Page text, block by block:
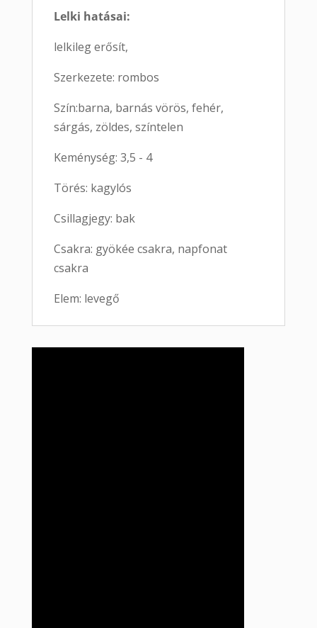
Lelki hatásai:
lelkileg erősít,
Szerkezete: rombos
Szín:barna, barnás vörös, fehér,
sárgás, zöldes, színtelen
Keménység: 3,5 - 4
Törés: kagylós
Csillagjegy: bak
Csakra: gyökée csakra, napfonat
csakra
Elem: levegő